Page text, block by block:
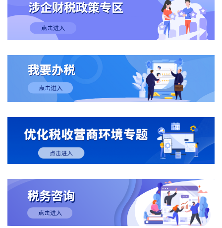
额达到48.3万亿元，同比增长3.5%，消费仍是经济
增长的第一拉动力。从亮点热点来看，“以旧换新”
成为家喻户晓的“高频词”，带动汽车特别是新能源
看到，国内需求不足、消费潜力释放不充分的问题
还比较突出。”商务部部长王文涛6日在十四届全国
人大三次会议经济主题记者会上说，其中商品消费
“制定提升消费能力、增加优质供给、改善消费环
境专项措施”。王文涛表示，下一步，将统筹商品
消费和服务消费，推出更多务实管用举措，释放消
上，今年扩大了“换新”补贴的品类范围，家电从
“8+N”类增加到“12+N”类，增设了手机、平板、智
能手表（手环）“购新补贴”。政府工作报告提出，